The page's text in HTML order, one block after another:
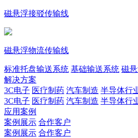
磁悬浮接驳传输线
磁悬浮物流传输线
标准托盘输送系统 基础输送系统 磁
解决方案
3C电子 医疗制药 汽车制造 半导体行
3C电子 医疗制药 汽车制造 半导体行
应用案例
案例展示 合作客户
案例展示 合作客户